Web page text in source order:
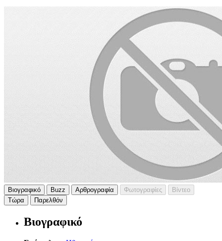
Βιογραφικό Buzz Αρθρογραφία Φωτογραφίες
Βίντεο
Τώρα
Παρελθόν
Βιογραφικό